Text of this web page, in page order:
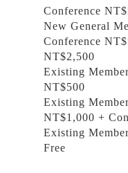
Conference
New General
Conference
NT$2,500
Existing
NT$500
Existing
NT$1,000 +
Existing
Free